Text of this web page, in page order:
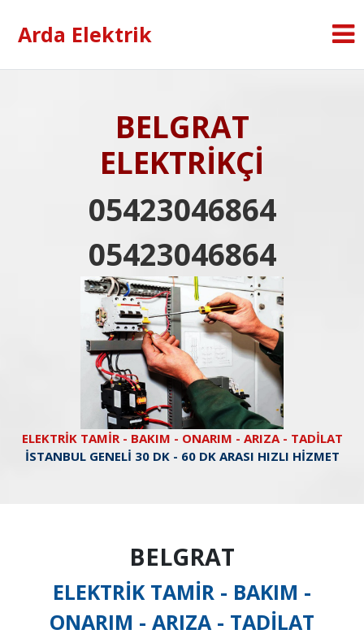
Arda Elektrik
BELGRAT
ELEKTRİKÇİ
05423046864
05423046864
ELEKTRİK TAMİR - BAKIM - ONARIM - ARIZA - TADİLAT
İSTANBUL GENELİ 30 DK - 60 DK ARASI HIZLI HİZMET
BELGRAT
ELEKTRİK TAMİR - BAKIM -
ONARIM - ARIZA - TADİLAT